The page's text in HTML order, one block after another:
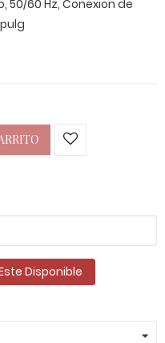
50/60 Hz, Conexion de
Disponible